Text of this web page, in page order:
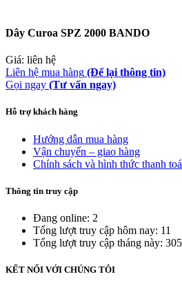
Dây Curoa SPZ 2000 BANDO
Giá: liên hệ
Liên hệ mua hàng (Để lại thông tin)
Gọi ngay (Tư vấn ngay)
Hỗ trợ khách hàng
Hướng dẫn mua hàng
Vận chuyển – giao hàng
Chính sách và hình thức thanh
Thông tin truy cập
Đang online: 2
Tổng lượt truy cập hôm nay: 11
Tổng lượt truy cập tháng này:
KẾT NỐI VỚI CHÚNG TÔI